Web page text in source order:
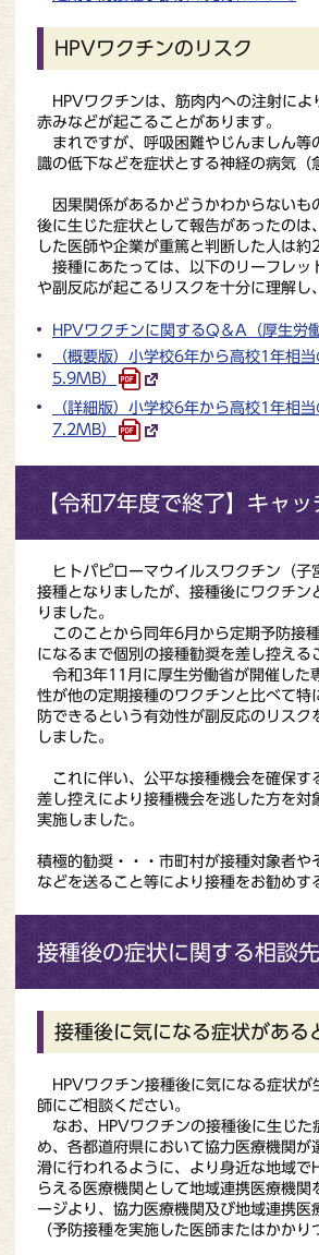
HPVワクチンのリスク
HPVワクチンは、筋肉内への注射によ
赤みなどが起こることがあります。
まれですが、呼吸困難やじんましん等
識の低下などを症状とする神経の病気（
因果関係があるかどうかわからないも
後に生じた症状として報告があったの
した医師や企業が重篤と判断した人は約2
接種にあたっては、以下のリーフレッ
や副反応が起こるリスクを十分に理解し
HPVワクチンに関するQ＆A（厚生労
（概要版）小学校6年から高校1年相
5.9MB）
（詳細版）小学校6年から高校1年相
7.2MB）
【令和7年度で終了】キャ
ヒトパピローマウイルスワクチン（子
接種となりましたが、接種後にワクチ
りました。
このことから同年6月から定期予防接
になるまで個別の接種勧奨を差し控える
令和3年11月に厚生労働省が開催した
性が他の定期接種のワクチンと比べて
防できるという有効性が副反応のリス
しました。
これに伴い、公平な接種機会を確保す
差し控えにより接種機会を逃した方を
実施しました。
積極的勧奨・・・市町村が接種対象者
などを送ること等により接種をお勧めす
接種後の症状に関する相談先
接種後に気になる症状がある
HPVワクチン接種後に気になる症状が
師にご相談ください。
なお、HPVワクチンの接種後に生じた
め、各都道府県において協力医療機関
滑に行われるように、より身近な地域
らえる医療機関として地域連携医療機
ージより、協力医療機関及び地域連携医
（予防接種を実施した医師またはかか